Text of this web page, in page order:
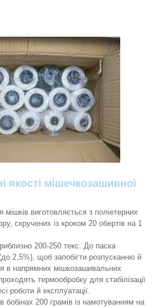
якості мішечкозашивної
виготовляється з поліетерних
скручених із кроком 20 обертів на 1
200-250 текс. До паска
2,5%), щоб запобігти розпусканню й
в напрямних мішкозашивальних
термообробку для стабілізації
роботи й експлуатації.
бобінах 200 грамів із намотуванням на